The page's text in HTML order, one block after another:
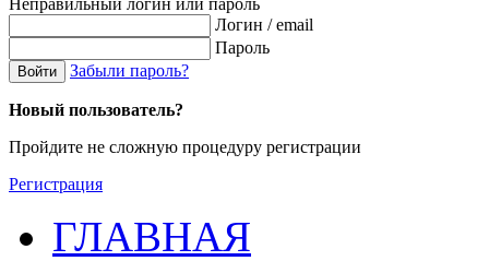
Неправильный логин или пароль
Логин / email
Пароль
Войти Забыли пароль?
Новый пользователь?
Пройдите не сложную процедуру регистрации
Регистрация
ГЛАВНАЯ